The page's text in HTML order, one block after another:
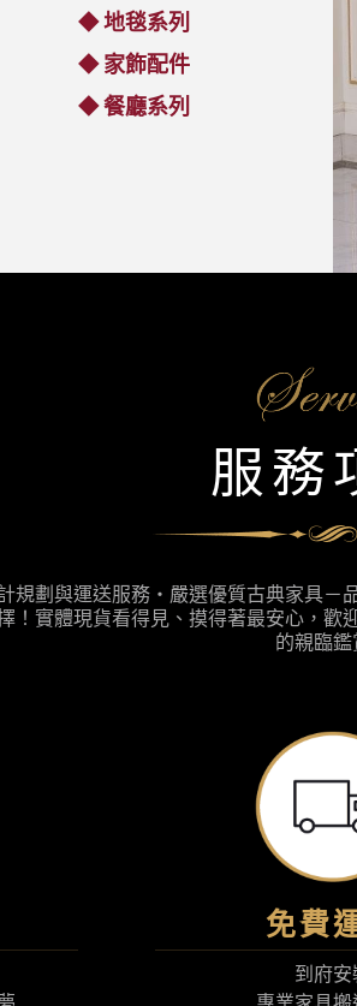
◆地毯系列
◆家飾配件
◆餐廳系列
服務
規劃與運送服務‧嚴選優質古典家具－
！實體現貨看得見、摸得著最安心，
的親臨鑑
免費
到府安